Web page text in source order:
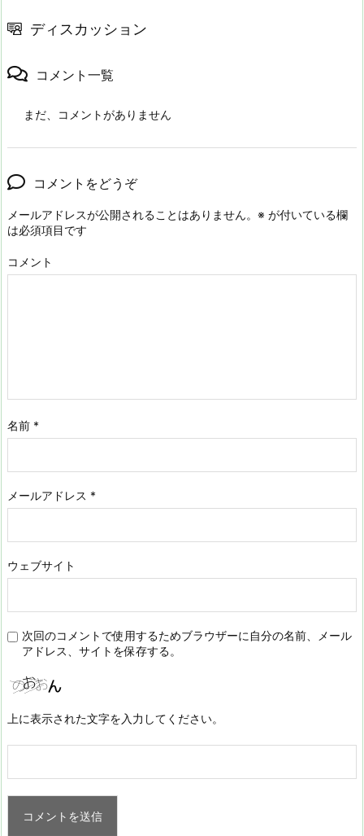
ディスカッション
コメント一覧
まだ、コメントがありません
コメントをどうぞ
メールアドレスが公開されることはありません。 ※ が付いている欄
は必須項目です
コメント
名前 *
メールアドレス *
ウェブサイト
次回のコメントで使用するためブラウザーに自分の名前、メール
アドレス、サイトを保存する。
上に表示された文字を入力してください。